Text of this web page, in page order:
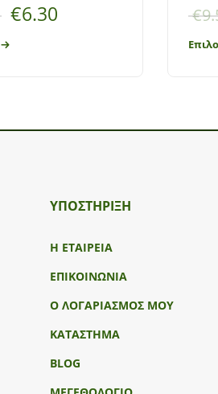
€6.30 €
ΥΠΟΣΤΉΡΙΞΗ
Η ΕΤΑΙΡΕΙΑ
ΕΠΙΚΟΙΝΩΝΙΑ
Ο ΛΟΓΑΡΙΑΣΜΟΣ ΜΟΥ
ΚΑΤΑΣΤΗΜΑ
BLOG